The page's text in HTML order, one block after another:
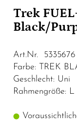
Trek
Black/
Art.Nr. 5335676
Farbe: TREK
Geschlecht: Uni
Rahmengröße: L